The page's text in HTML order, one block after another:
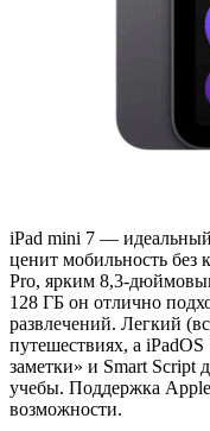
iPad mini 7 —
ценит мобильность
Pro, ярким 8,3-
128 ГБ он отлично
развлечений. Легкий
путешествиях, а
заметки» и Smart Script
учебы. Поддержка
возможности.